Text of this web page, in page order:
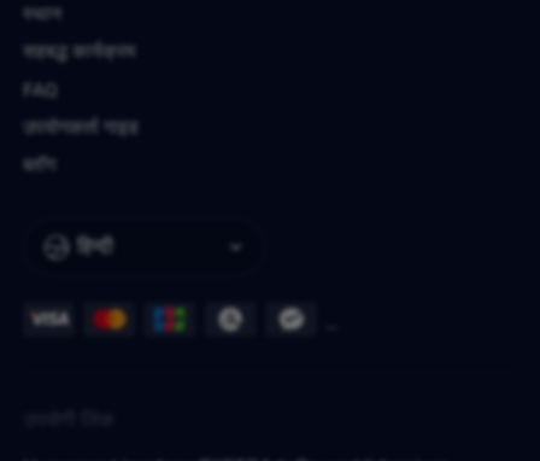
हिन्दी
स्थान
सहबद्ध कार्यक्रम
FAQ
उपयोगकर्ता गाइड
ब्लॉग